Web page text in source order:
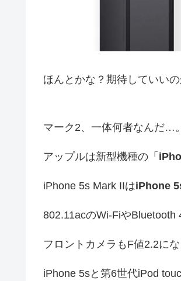
ほんとかな？期待していいの
マーク2、一体何者なんだ…。
アップルは新型機種の「
iPhone 5s Mark IIはiPhone
802.11acのWi-FiやBluetooth
フロントカメラもF値2.2にな
iPhone 5sと第6世代iPod